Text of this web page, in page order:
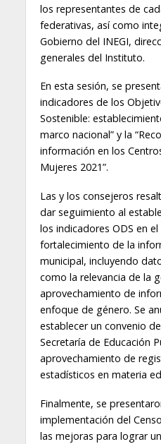
los representantes de
federativas, así como
Gobierno del INEGI,
generales del Instituto.
En esta sesión, se
indicadores de los
Sostenible:
marco nacional” y la
información en los
Mujeres 2021”.
Las y los consejeros
dar seguimiento al
los indicadores ODS en
fortalecimiento de la
municipal, incluyendo
como la relevancia de la
aprovechamiento de
enfoque de género. Se
establecer un convenio
Secretaría de Educación
aprovechamiento de
estadísticos en materia
Finalmente, se
implementación del
las mejoras para lograr